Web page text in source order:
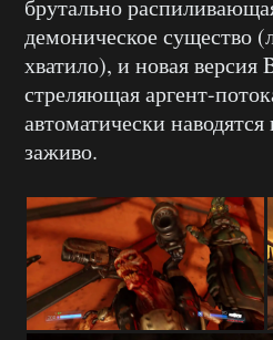
брутально
демоническое существо
хватило), и новая версия
стреляющая аргент-
автоматически
заживо.